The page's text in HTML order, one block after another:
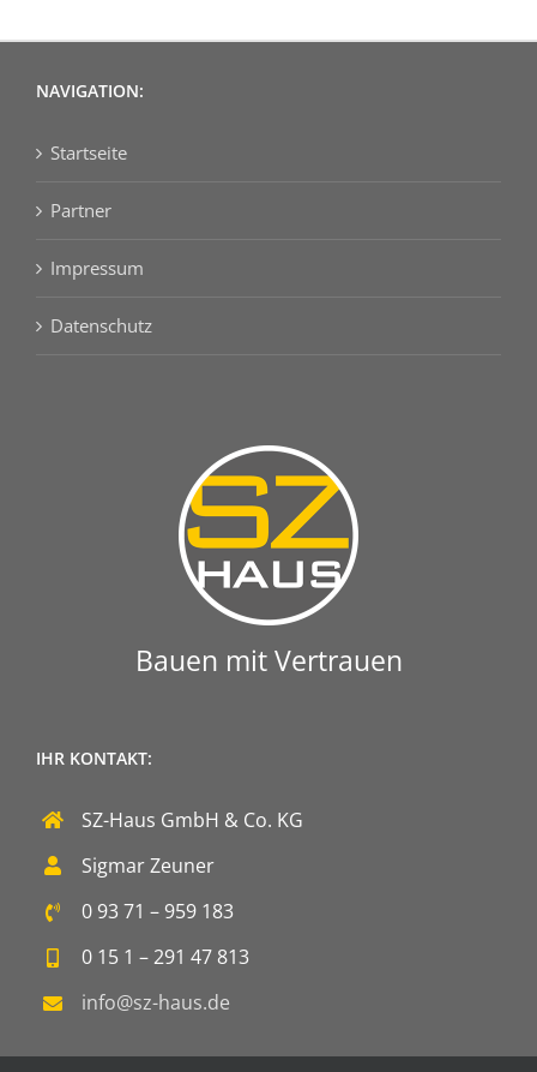
NAVIGATION:
Startseite
Partner
Impressum
Datenschutz
Bauen mit Vertrauen
IHR KONTAKT:
SZ-Haus GmbH & Co. KG
Sigmar Zeuner
0 93 71 – 959 183
0 15 1 – 291 47 813
info@sz-haus.de